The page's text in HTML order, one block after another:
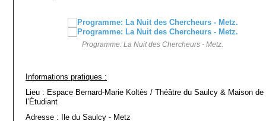
Programme: La Nuit des Chercheurs - Metz.
Informations pratiques :
Lieu : Espace Bernard-Marie Koltès / Théâtre du Saulcy & Maison de
l’Étudiant
Adresse : Ile du Saulcy - Metz